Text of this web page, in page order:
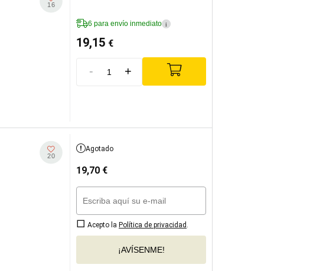
16
6 para envío inmediato i
19,15 €
- +
20
Agotado
19,70 €
Acepto la Política de privacidad
¡AVÍSENME!